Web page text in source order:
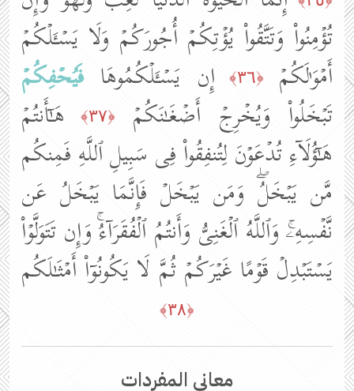
تُؤۡمِنُوا۟ وَتَتَّقُوا۟ یُؤۡتِكُمۡ أُجُورَكُمۡ وَلَا یَسۡـَٔلۡكُمۡ
أَمۡوَ ٰ⁠لَكُمۡ
﴿٣٦﴾ إِن یَسۡـَٔلۡكُمُوهَافَیُحۡفِكُمۡ
تَبۡخَلُوا۟ وَیُخۡرِجۡ أَضۡغَـٰنَكُمۡ
﴿٣٧﴾
هَـٰۤأَنتُمۡ
هَـٰۤؤُلَاۤءِ تُدۡعَوۡنَ لِتُنفِقُوا۟ فِی سَبِیلِ ٱللَّهِ فَمِنكُم
مَّن یَبۡخَلُۖ وَمَن یَبۡخَلۡ فَإِنَّمَا یَبۡخَلُ عَن
نَّفۡسِهِۦۚ وَٱللَّهُ ٱلۡغَنِیُّ وَأَنتُمُ ٱلۡفُقَرَاۤءُۚ وَإِن تَتَوَلَّوۡا۟
یَسۡتَبۡدِلۡ قَوۡمًا غَیۡرَكُمۡ ثُمَّ لَا یَكُونُوۤا۟ أَمۡثَـٰلَكُم
﴿٣٨﴾
معاني المفردات